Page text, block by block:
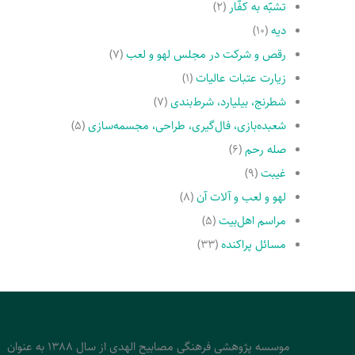
تشبّه به کفّار (۲)
دیه(۱۰)
رقص و شرکت در مجلس لهو و لعب(۷)
زیارت عتبات عالیات(۱)
شطرنج، بیلیارد، شرط‌بندی(۷)
شعبده‌بازی، فال‌گیری، طراحی، مجسمه‌سازی(۵)
صله رحم(۶)
غیبت(۹)
لهو و لعب و آلات آن(۸)
مراسم اهل‌بیت(۵)
مسائل پراکنده(۳۳)
موسسه پژوهشی فرهنگی مصابیح الهدی از سال 1388 به عنوان